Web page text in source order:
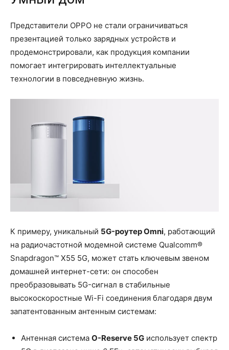
Представители OPPO не стали ограничиваться
презентацией только зарядных устройств и
продемонстрировали, как продукция компании
помогает интегрировать интеллектуальные
технологии в повседневную жизнь.
К примеру, уникальный 5G-роутерOmni, работающий
на радиочастотной модемной системе Qualcomm®
Snapdragon™ X55 5G, может стать ключевым звеном
домашней интернет-сети: он способен
преобразовывать 5G-сигнал в стабильные
высокоскоростные Wi-Fi соединения благодаря двум
запатентованным антенным системам:
Антенная система O-Reserve 5G использует спектр